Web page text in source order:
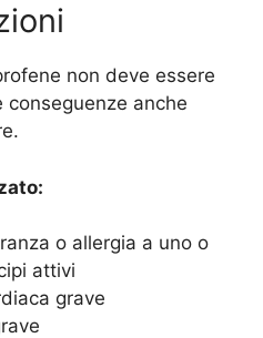
non deve essere
anche
o allergia a uno o
attivi
grave